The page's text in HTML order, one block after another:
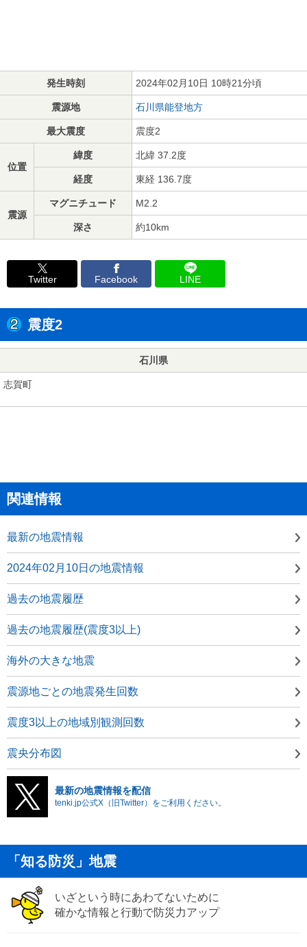
発生時刻 2024年02月10日 10時21分頃
震源地 石川県能登地方
最大震度 震度2
位置
緯度 北緯 37.2度
経度 東経 136.7度
震源
マグニチュード M2.2
深さ 約10km
Twitter Facebook LINE
震度2
石川県
志賀町
関連情報
最新の地震情報
2024年02月10日の地震情報
過去の地震履歴
過去の地震履歴(震度3以上)
海外の大きな地震
震源地ごとの地震発生回数
震度3以上の地域別観測回数
震央分布図
最新の地震情報を配信
tenki.jp公式X（旧Twitter）をご利用ください。
「知る防災」地震
いざという時にあわてないために
確かな情報と行動で防災力アップ